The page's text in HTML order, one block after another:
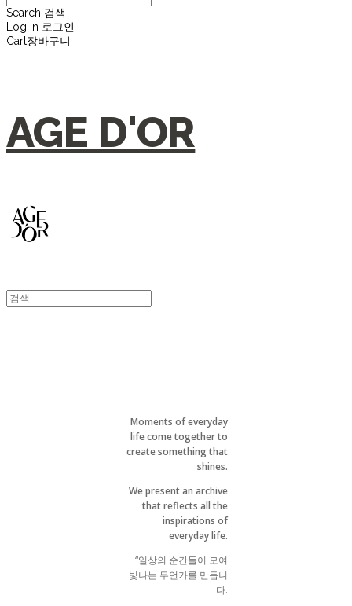
Search 검색
Log In 로그인
Cart장바구니
AGE D'OR
Moments of everyday
life come together to
create something that
shines.
We present an archive
that reflects all the
inspirations of
everyday life.
“일상의 순간들이 모여
빛나는 무언가를 만듭니
다.